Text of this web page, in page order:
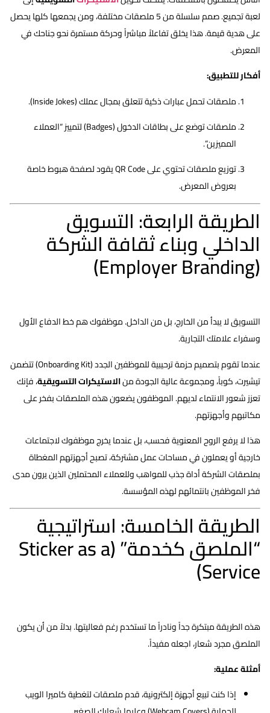
لعبة تجميع. صمم سلسلة من 5 ملصقات مختلفة، ومن يجمعها كلها يحصل
على هدية قيمة. هذا يخلق تفاعلاً مباشراً وحركة مستمرة نحو جناحك في
المعرض.
أفكار للتطبيق:
ملصقات تحمل عبارات ذكية تتعلق بمجال عملك (Inside Jokes).
ملصقات توضع على بطاقات الدخول (Badges) لتمييز “العملاء
المميزين”.
توزيع ملصقات تحتوي على QR Code يقود لصفحة هبوط خاصة
بعروض المعرض.
الطريقة الرابعة: التسويق
الداخلي وبناء ثقافة الشركة
(Employer Branding)
التسويق لا يبدأ من الخارج، بل من الداخل. موظفوك هم خط الدفاع الأول
وسفراء علامتك التجارية.
عندما تقوم بتصميم حزمة ترحيبية للموظفين الجدد (Onboarding Kit) تتضمن
تيشيرت، كوباً، ومجموعة عالية الجودة مناﻻﺳﺘﻴﻜﺮات التسويقية، فإنك
تعزز شعور الانتماء لديهم. الموظفون يضعون هذه الملصقات بفخر على
مكاتبهم وأجهزتهم.
هذا لا يرفع الروح المعنوية فحسب، بل عندما يخرج موظفوك لاجتماعات
خارجية أو يعملون في مساحات عمل مشتركة، تصبح أجهزتهم المغطاة
بملصقات الشركة أداة جذب للمواهب وللعملاء المحتملين الذين يرون مدى
فخر الموظفين بانتمائهم لهذه المؤسسة.
الطريقة الخامسة: استراتيجية
“الملصق كخدمة” (Sticker as a
Service)
هذه الطريقة مبتكرة جداً ونادراً ما تستخدم رغم فعاليتها. بدلاً من أن يكون
الملصق مجرد شعار، اجعله مفيداً.
أمثلة عملية:
إذا كنت تبيع أجهزة إلكترونية، قدم ملصقات لتغطية كاميرا الويب